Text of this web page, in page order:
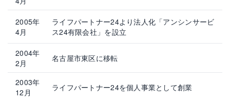
2005年
4月
ライフパートナー24より法人化「アンシンサービ
ス24有限会社」を設立
2004年
2月
名古屋市東区に移転
2003年
12月
ライフパートナー24を個人事業として創業